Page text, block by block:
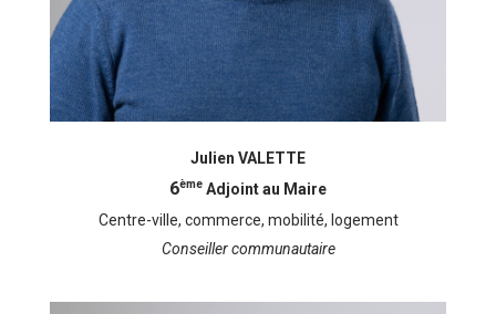
Julien VALETTE
6ème Adjoint au Maire
Centre-ville, commerce, mobilité, logement
Conseiller communautaire